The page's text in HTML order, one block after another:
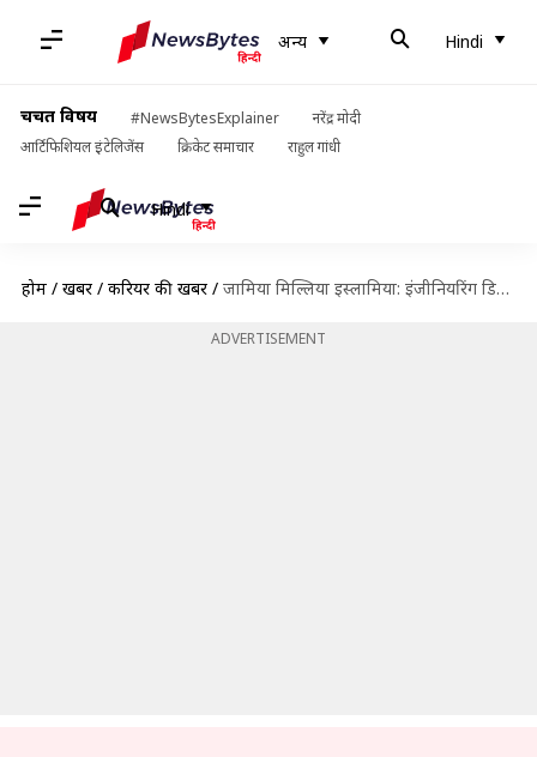
अन्य Hindi
चर्चित विषय #NewsBytesExplainer
नरेंद्र मोदी
आर्टिफिशियल इंटेलिजेंस
क्रिकेट समाचार राहुल गांधी
Hindi
होम / खबरें / करियर की खबरें / जामिया मिल्लिया इस्लामिया: इंजीनियरिंग डिग्री में इस छात्र को मिला अब तक का सबसे बड़ा पैकेज
ADVERTISEMENT